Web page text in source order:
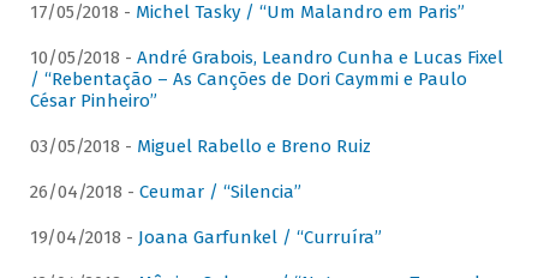
17/05/2018 - Michel Tasky / “Um Malandro em Paris”
10/05/2018 - André Grabois, Leandro Cunha e Lucas Fixel
/ “Rebentação – As Canções de Dori Caymmi e Paulo
César Pinheiro”
03/05/2018 - Miguel Rabello e Breno Ruiz
26/04/2018 - Ceumar / “Silencia”
19/04/2018 - Joana Garfunkel / “Curruíra”